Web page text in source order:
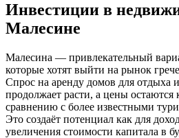
Инвестиции в
Малесине
Малеcина — привлекательный
которые хотят выйти на рынок
Спрос на аренду домов для отдыха
продолжает расти, а цены
сравнению с более известными
Это создаёт потенциал как для
увеличения стоимости капитала в